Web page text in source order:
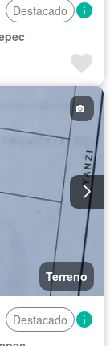
Destacado
Terreno
Destacado